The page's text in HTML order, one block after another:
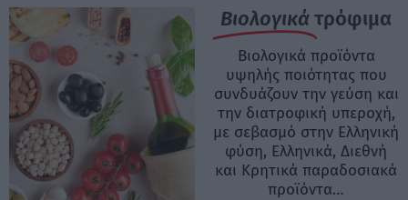
Βιολογικάτρόφιμα
Βιολογικά προϊόντα
υψηλής ποιότητας που
συνδυάζουν την γεύση και
την διατροφική υπεροχή,
με σεβασμό στην Ελληνική
φύση, Ελληνικά, Διεθνή
και Κρητικά παραδοσιακά
προϊόντα…